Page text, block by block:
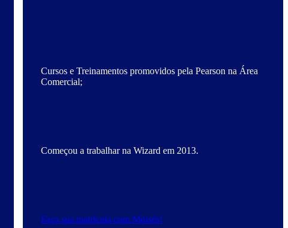
Cursos e Treinamentos promovidos pela Pearson na Área
Comercial;
Começou a trabalhar na Wizard em 2013.
Faça sua matrícula com Moisés!